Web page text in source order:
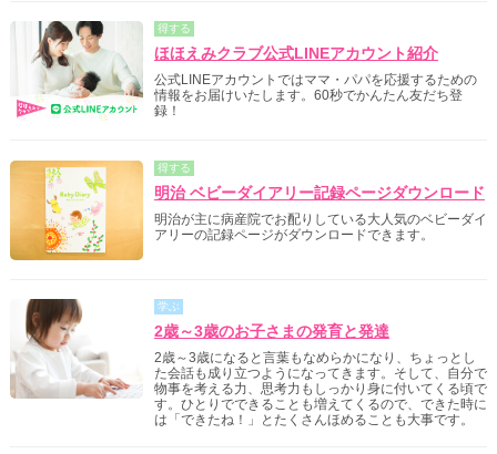
得する
ほほえみクラブ公式LINEアカウント紹介
公式LINEアカウントではママ・パパを応援するための
情報をお届けいたします。60秒でかんたん友だち登
録！
得する
明治 ベビーダイアリー記録ページダウンロード
明治が主に病産院でお配りしている大人気のベビーダイ
アリーの記録ページがダウンロードできます。
学ぶ
2歳～3歳のお子さまの発育と発達
2歳～3歳になると言葉もなめらかになり、ちょっとし
た会話も成り立つようになってきます。そして、自分で
物事を考える力、思考力もしっかり身に付いてくる頃で
す。ひとりでできることも増えてくるので、できた時に
は「できたね！」とたくさんほめることも大事です。